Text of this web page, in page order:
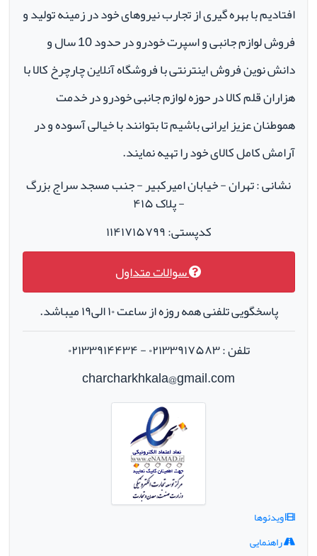
افتادیم با بهره گیری از تجارب نیروهای خود در زمینه تولید و
فروش لوازم جانبی و اسپرت خودرو در حدود 10 سال و
دانش نوین فروش اینترنتی با فروشگاه آنلاین چارچرخ کالا با
هزاران قلم کالا در حوزه لوازم جانبی خودرو در خدمت
هموطنان عزیز ایرانی باشیم تا بتوانند با خیالی آسوده و در
آرامش کامل کالای خود را تهیه نمایند.
نشانی : تهران - خیابان امیرکبیر - جنب مسجد سراج بزرگ
- پلاک ۴۱۵
کدپستی: ۱۱۴۱۷۱۵۷۹۹
سوالات متداول
پاسخگویی تلفنی همه روزه از ساعت ۱۰ الی۱۹ میباشد.
تلفن : ۰۲۱۳۳۹۱۷۵۸۳ - ۰۲۱۳۳۹۱۴۴۳۴
charcharkhkala@gmail.com
ویدئوها
راهنمایی